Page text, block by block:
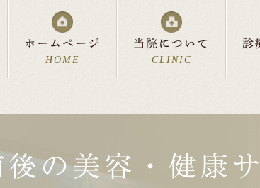
ホームページ
HOME
当院について
CLINIC
診療時間・アクセス リンク集
診
美容皮膚科 中絶について
費用について よくあるご質問
スペシャルサポート 分娩室「
後の美容・健康